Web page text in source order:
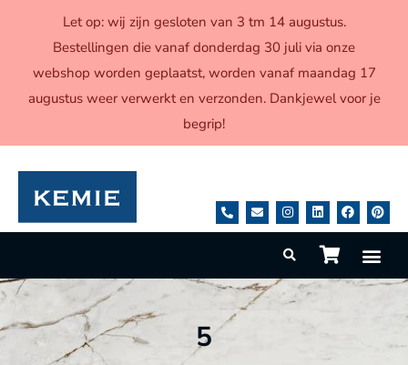
5
Let op: wij zijn gesloten van 3 tm 14 augustus.
Bestellingen die vanaf donderdag 30 juli via onze
webshop worden geplaatst, worden vanaf maandag 17
augustus weer verwerkt en verzonden. Dankjewel voor je
begrip!